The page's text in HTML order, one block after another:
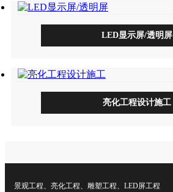
LED显示屏/透明屏
亮化工程设计施工
景观工程、亮化工程、雕塑工程、LED屏工程